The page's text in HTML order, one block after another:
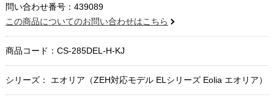
問い合わせ番号：439089
この商品についてのお問い合わせはこちら
商品コード： CS-285DEL-H-KJ
シリーズ： エオリア（ZEH対応モデル ELシリーズ Eolia エオリア）